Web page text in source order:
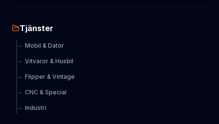
Tjänster
Mobil & Dator
Vitvaror & Husbil
Flipper & Vintage
CNC & Special
Industri